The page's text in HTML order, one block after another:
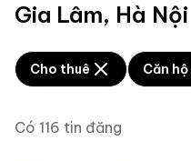
Gia Lâm, Hà
Cho thuê Căn
Có 116 tin đăng